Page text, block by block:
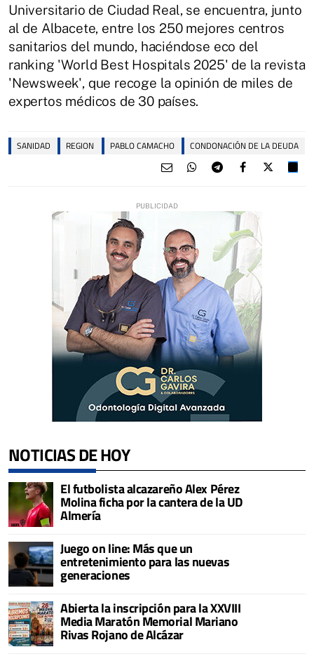
Universitario de Ciudad Real, se encuentra, junto
al de Albacete, entre los 250 mejores centros
sanitarios del mundo, haciéndose eco del
ranking 'World Best Hospitals 2025' de la revista
'Newsweek', que recoge la opinión de miles de
expertos médicos de 30 países.
SANIDAD REGION PABLO CAMACHO CONDONACIÓN DE LA DEUDA
NOTICIAS DE HOY
El futbolista alcazareño Alex Pérez
Molina ficha por la cantera de la UD
Almería
Juego on line: Más que un
entretenimiento para las nuevas
generaciones
Abierta la inscripción para la XXVIII
Media Maratón Memorial Mariano
Rivas Rojano de Alcázar